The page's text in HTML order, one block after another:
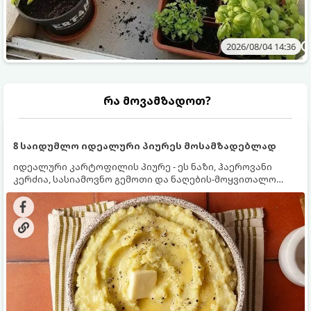
2026/08/04 14:36
რა მოვამზადოთ?
8 საიდუმლო იდეალური პიურეს მოსამზადებლად
იდეალური კარტოფილის პიურე - ეს ნაზი, ჰაეროვანი
კერძია, სასიამოვნო გემოთი და ნაღების-მოყვითალო
ფერით. მისი მომზადება ძალიან მარტივია, მაგრამ
არსებობს რამდენიმე საიდუმლო, რომლებიც უნდა
იცოდეთ, რომ პიურე იდეალურად გემრიელი გამოვიდეს.